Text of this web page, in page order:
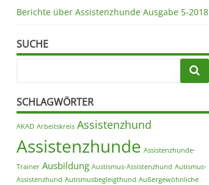
Berichte über Assistenzhunde Ausgabe 5-2018
SUCHE
SCHLAGWÖRTER
AKAD Arbeitskreis Assistenzhund
Assistenzhunde Assistenzhunde-
Trainer Ausbildung Austismus-Assistenzhund Autismus-
Assistenzhund Autismusbegleigthund Außergewöhnliche